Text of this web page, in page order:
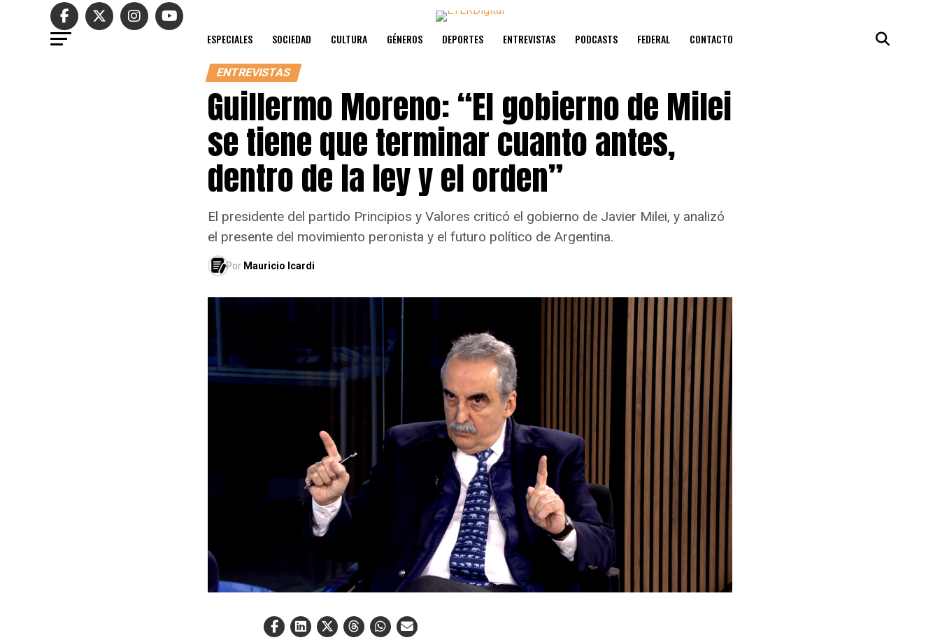
ESPECIALES SOCIEDAD CULTURA GÉNEROS DEPORTES ENTREVISTAS PODCASTS FEDERAL CONTACTO
ENTREVISTAS
Guillermo Moreno: “El gobierno de Milei
se tiene que terminar cuanto antes,
dentro de la ley y el orden”
El presidente del partido Principios y Valores criticó el gobierno de Javier Milei, y analizó
el presente del movimiento peronista y el futuro político de Argentina.
Por Mauricio Icardi